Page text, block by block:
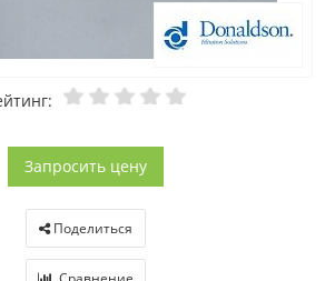
Запросить цену
Поделиться